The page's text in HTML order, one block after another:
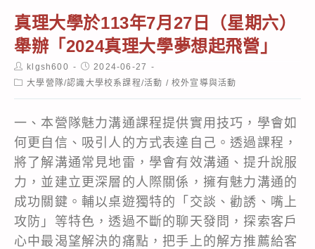
真理大學於113年7月27日（星期六）
舉辦「2024真理大學夢想起飛營」
Post
author:
klgsh600
Post
published:
2024-06-27
Post大學營隊/認識大學校系課程/活動 / 校外宣導與活動
一、本營隊魅力溝通課程提供實用技巧，學會如
何更自信、吸引人的方式表達自己。透過課程，
將了解溝通常見地雷，學會有效溝通、提升說服
力，並建立更深層的人際關係，擁有魅力溝通的
成功關鍵。輔以桌遊獨特的「交談、勸誘、嘴上
攻防」等特色，透過不斷的聊天發問，探索客戶
心中最渴望解決的痛點，把手上的解方推薦給客